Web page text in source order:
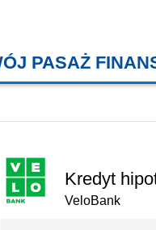
PASAŻ
Kredyt
VeloBank